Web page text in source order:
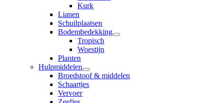
Kurk
Lianen
Schuilplaatsen
Bodembedekking
Tropisch
Woestijn
Planten
Hulpmiddelen
Broedstoof & middelen
Schaartjes
Vervoer